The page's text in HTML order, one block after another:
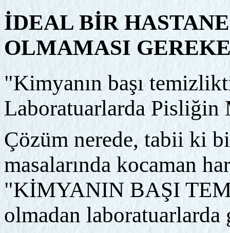
İDEAL BİR
OLMAMASI
"Kimyanın başı
Laboratuarlarda Pisliğin
Çözüm nerede, tabii ki
masalarında kocaman
"KİMYANIN BAŞI
olmadan laboratuarlarda